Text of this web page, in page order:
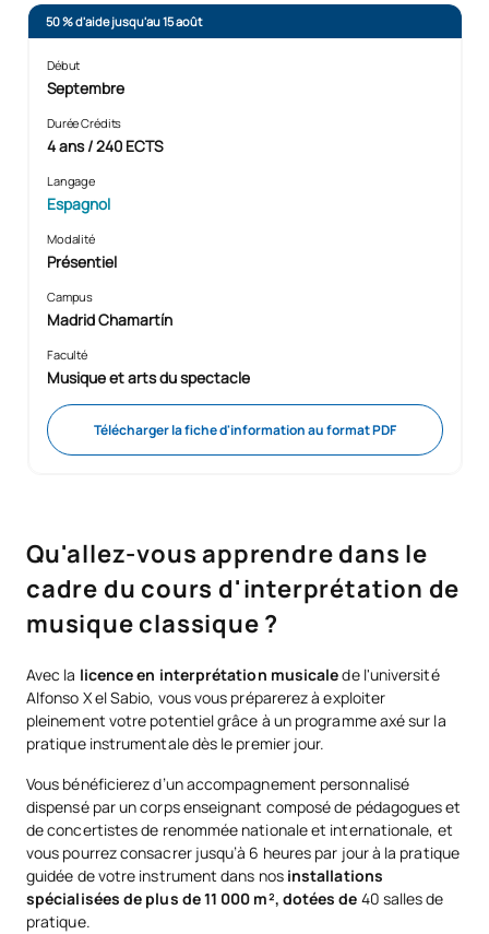
50 % d'aide jusqu'au 15 août
Début
Septembre
Durée Crédits
4 ans / 240 ECTS
Langage
Espagnol
Modalité
Présentiel
Campus
Madrid Chamartín
Faculté
Musique et arts du spectacle
Télécharger la fiche d'information au format PDF
Qu'allez-vous apprendre dans le
cadre du cours d'interprétation de
musique classique ?
Avec la licence en interprétation musicalede l'université
Alfonso X el Sabio, vous vous préparerez à exploiter
pleinement votre potentiel grâce à un programme axé sur la
pratique instrumentale dès le premier jour.
Vous bénéficierez d’un accompagnement personnalisé
dispensé par un corps enseignant composé de pédagogues et
de concertistes de renommée nationale et internationale, et
vous pourrez consacrer jusqu’à 6 heures par jour à la pratique
guidée de votre instrument dans nos installations
spécialisées de plus de 11 000 m², dotées de 40 salles de
pratique.